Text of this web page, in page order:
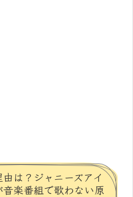
は？ジャニーズアイ
音楽番組で歌わない原